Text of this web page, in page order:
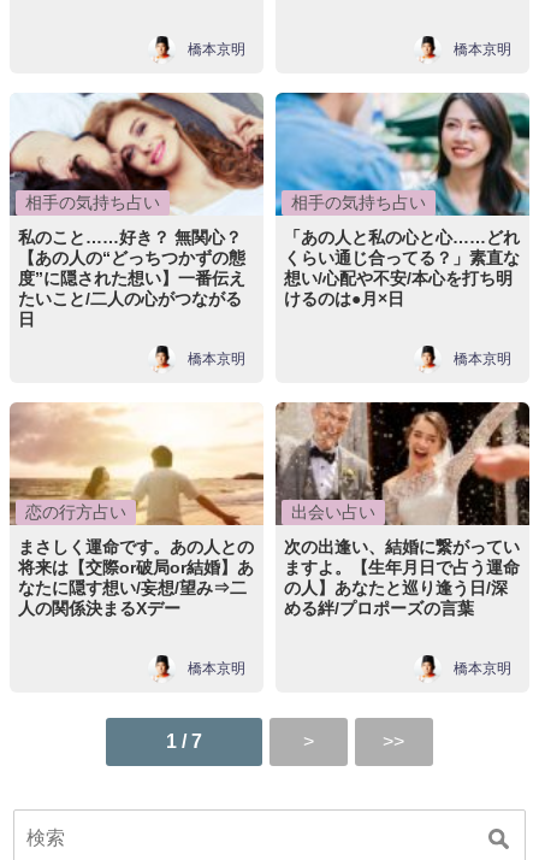
橋本京明 橋本京明
相手の気持ち占い
私のこと……好き？ 無関心？
【あの人の“どっちつかずの態
度”に隠された想い】一番伝え
たいこと/二人の心がつながる
日
橋本京明
相手の気持ち占い
「あの人と私の心と心……どれ
くらい通じ合ってる？」素直な
想い/心配や不安/本心を打ち明
けるのは●月×日
橋本京明
恋の行方占い
まさしく運命です。あの人との
将来は【交際or破局or結婚】あ
なたに隠す想い/妄想/望み⇒二
人の関係決まるXデー
橋本京明
出会い占い
次の出逢い、結婚に繋がってい
ますよ。【生年月日で占う運命
の人】あなたと巡り逢う日/深
める絆/プロポーズの言葉
橋本京明
1 / 7